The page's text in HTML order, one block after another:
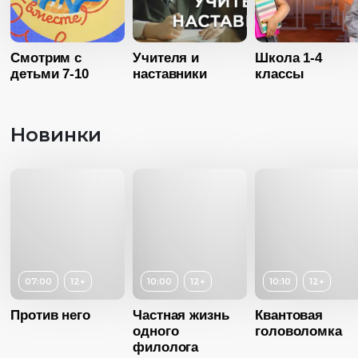
Смотрим с
детьми 7-10
Учителя и
наставники
Школа 1-4
классы
Новинки
07:00 12+
Против него
10:00 12+
Частная жизнь
одного
филолога
10:10 12+
Квантовая
головоломка
Возраст